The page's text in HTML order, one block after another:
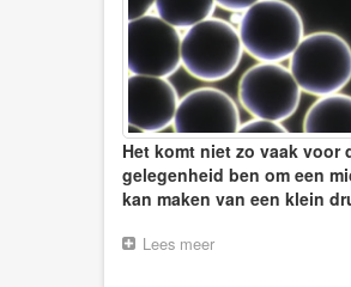
Het komt niet zo vaak
gelegenheid ben om een
kan maken van een klein
Lees meer